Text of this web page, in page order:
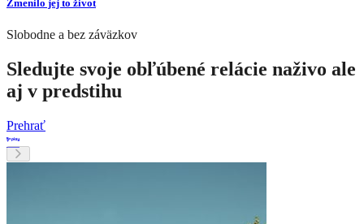
Zmenilo jej to život
Slobodne a bez záväzkov
Sledujte svoje obľúbené relácie naživo ale
aj v predstihu
Prehrať